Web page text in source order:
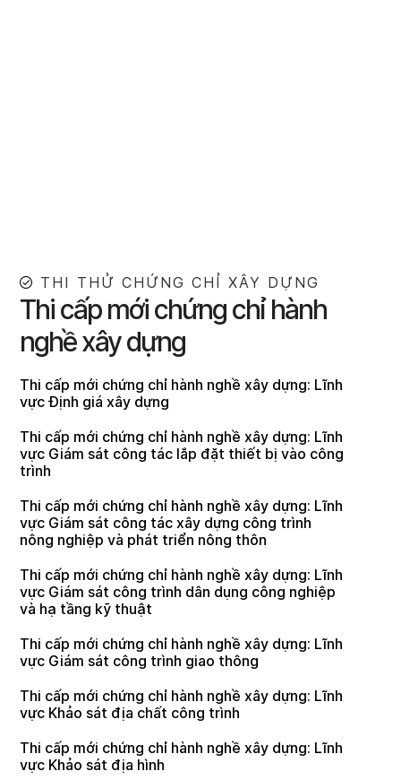
THI THỬ CHỨNG CHỈ XÂY DỰNG
Thi cấp mới chứng chỉ hành
nghề xây dựng
Thi cấp mới chứng chỉ hành nghề xây dựng: Lĩnh
vực Định giá xây dựng
Thi cấp mới chứng chỉ hành nghề xây dựng: Lĩnh
vực Giám sát công tác lắp đặt thiết bị vào công
trình
Thi cấp mới chứng chỉ hành nghề xây dựng: Lĩnh
vực Giám sát công tác xây dựng công trình
nông nghiệp và phát triển nông thôn
Thi cấp mới chứng chỉ hành nghề xây dựng: Lĩnh
vực Giám sát công trình dân dụng công nghiệp
và hạ tầng kỹ thuật
Thi cấp mới chứng chỉ hành nghề xây dựng: Lĩnh
vực Giám sát công trình giao thông
Thi cấp mới chứng chỉ hành nghề xây dựng: Lĩnh
vực Khảo sát địa chất công trình
Thi cấp mới chứng chỉ hành nghề xây dựng: Lĩnh
vực Khảo sát địa hình